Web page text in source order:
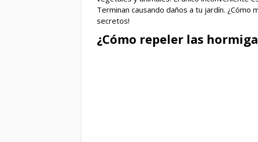
Terminan causando daños a tu jardín. ¿Cómo
secretos!
¿Cómo repeler las